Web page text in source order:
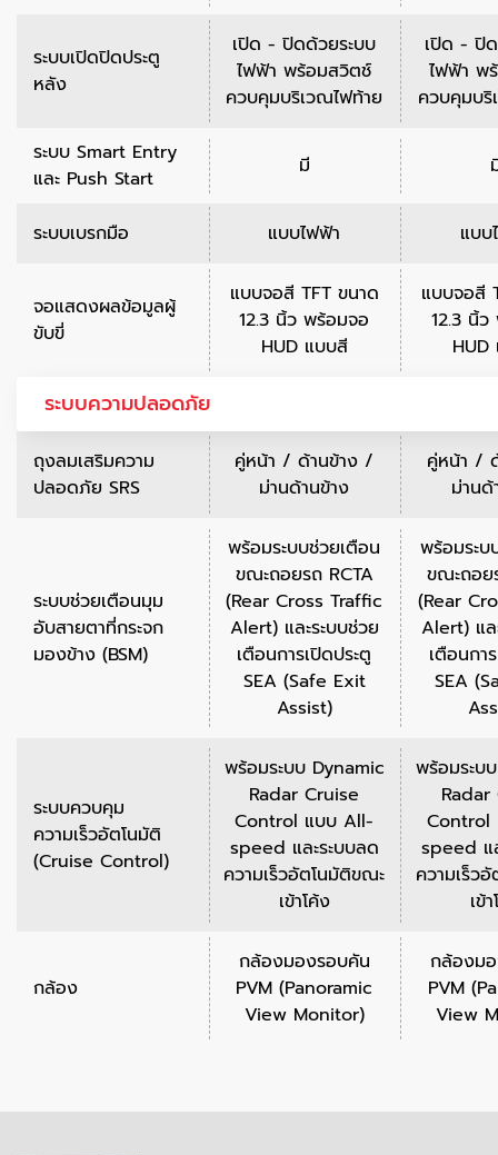
ระบบเปิดปิดประตู
หลัง
เปิด - ปิดด้วยระบบ
ไฟฟ้า พร้อมสวิตช์
ควบคุมบริเวณไฟท้าย
เปิด - ปิ
ไฟฟ้า พ
ควบคุมบริ
ระบบ Smart Entry
และ Push Start
มี
ระบบเบรกมือ แบบไฟฟ้า แบบ
จอแสดงผลข้อมูลผู้
ขับขี่
แบบจอสี TFT ขนาด
12.3 นิ้ว พร้อมจอ
HUD แบบสี
แบบจอสี
12.3 นิ้
ระบบความปลอดภัย
ถุงลมเสริมความ
ปลอดภัย SRS
คู่หน้า / ด้านข้าง /
ม่านด้านข้าง
คู่หน้า /
ม่านด้
ระบบช่วยเตือนมุม
อับสายตาที่กระจก
มองข้าง (BSM)
พร้อมระบบช่วยเตือน
ขณะถอยรถ RCTA
(Rear Cross Traffic
Alert) และระบบช่วย
เตือนการเปิดประตู
SEA (Safe Exit
Assist)
พร้อมระบ
ขณะถอย
(Rear
Alert) แล
เตือนกา
SEA
ระบบควบคุม
ความเร็วอัตโนมัติ
(Cruise Control)
พร้อมระบบ Dynamic
Radar Cruise
Control แบบ All-
speed และระบบลด
ความเร็วอัตโนมัติขณะ
เข้าโค้ง
พร้อมระบ
Control
speed แ
ความเร็ว
เข้
กล้อง
กล้องมองรอบคัน
PVM (Panoramic
View Monitor)
กล้องม
PVM
View